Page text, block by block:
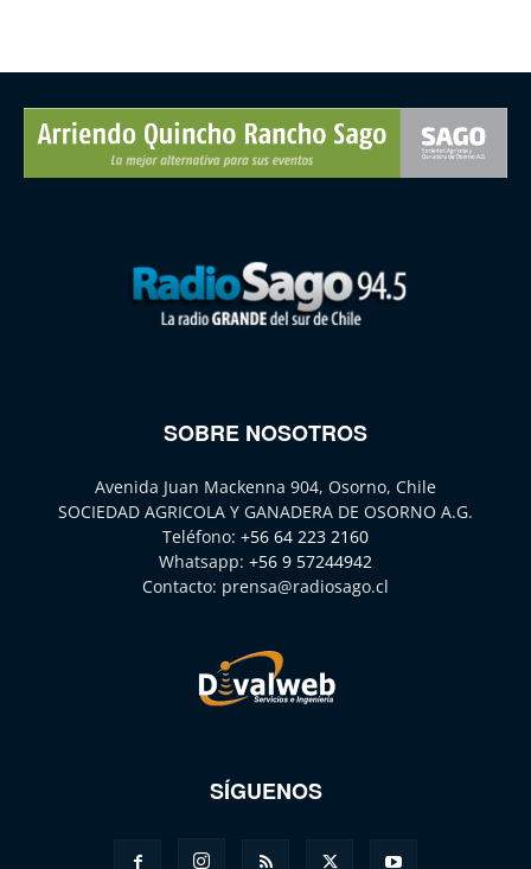
SOBRE NOSOTROS
Avenida Juan Mackenna 904, Osorno, Chile
SOCIEDAD AGRICOLA Y GANADERA DE OSORNO A.G.
Teléfono: +56 64 223 2160
Whatsapp: +56 9 57244942
Contacto: prensa@radiosago.cl
SÍGUENOS